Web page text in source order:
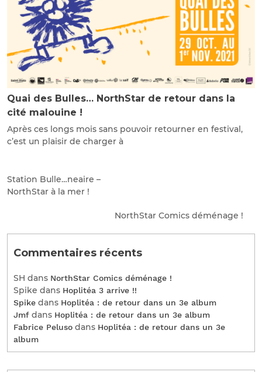
Quai des Bulles… NorthStar de retour dans la
cité malouine !
Après ces longs mois sans pouvoir retourner en festival,
c’est un plaisir de charger à
Station Bulle…neaire –
NorthStar à la mer !
NorthStar Comics déménage !
Commentaires récents
SH dans NorthStar Comics déménage !
Spike dans Hoplitéa 3 arrive !!
Spike dans Hoplitéa : de retour dans un 3e album
Jmf dans Hoplitéa : de retour dans un 3e album
Fabrice Peluso dans Hoplitéa : de retour dans un 3e
album